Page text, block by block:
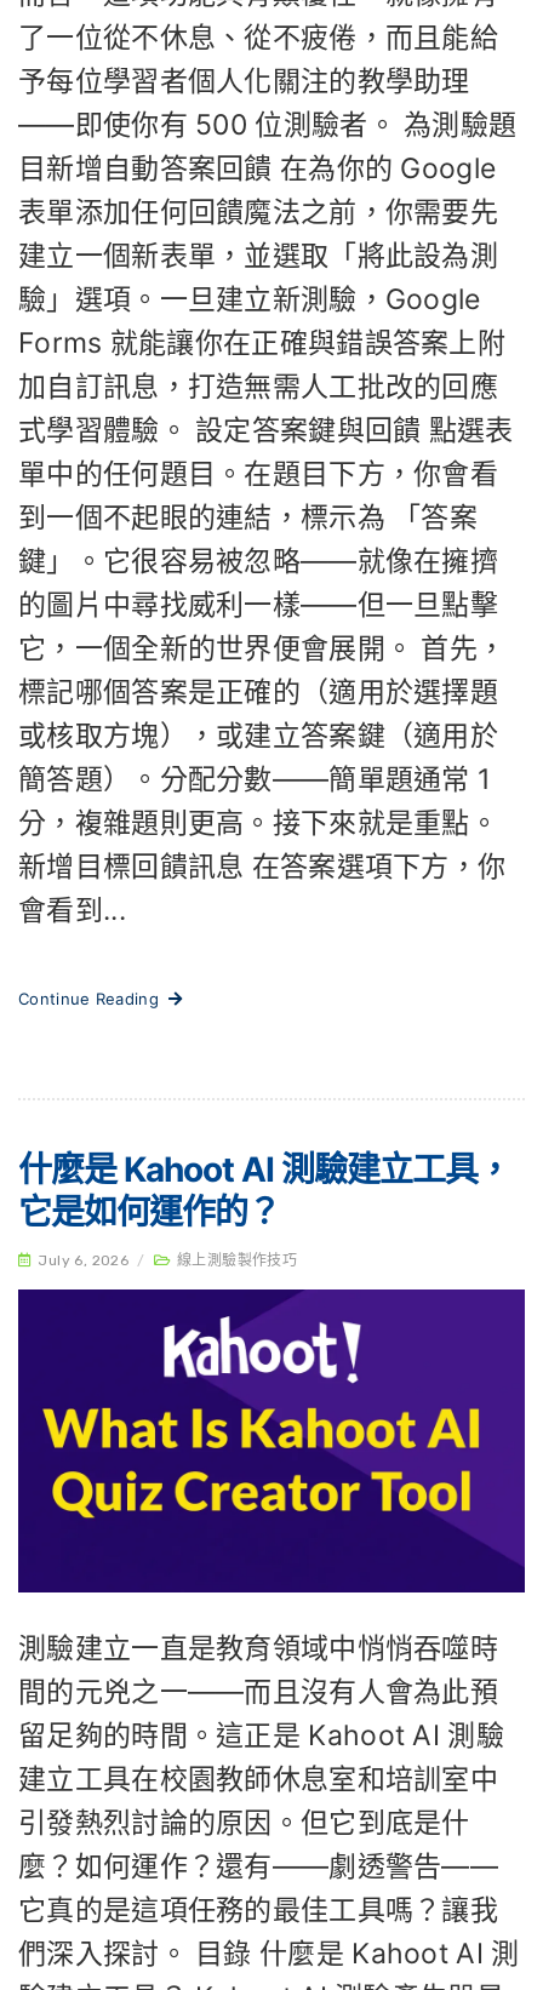
了一位從不休息、從不疲倦，而且能給
予每位學習者個人化關注的教學助理
——即使你有 500 位測驗者。 為測驗題
目新增自動答案回饋 在為你的 Google
表單添加任何回饋魔法之前，你需要先
建立一個新表單，並選取「將此設為測
驗」選項。一旦建立新測驗，Google
Forms 就能讓你在正確與錯誤答案上附
加自訂訊息，打造無需人工批改的回應
式學習體驗。 設定答案鍵與回饋 點選表
單中的任何題目。在題目下方，你會看
到一個不起眼的連結，標示為 「答案
鍵」。它很容易被忽略——就像在擁擠
的圖片中尋找威利一樣——但一旦點擊
它，一個全新的世界便會展開。 首先，
標記哪個答案是正確的（適用於選擇題
或核取方塊），或建立答案鍵（適用於
簡答題）。分配分數——簡單題通常 1
分，複雜題則更高。接下來就是重點。
新增目標回饋訊息 在答案選項下方，你
會看到...
Continue Reading
什麼是 Kahoot AI 測驗建立工具，
它是如何運作的？
July 6, 2026 / 線上測驗製作技巧
測驗建立一直是教育領域中悄悄吞噬時
間的元兇之一——而且沒有人會為此預
留足夠的時間。這正是 Kahoot AI 測驗
建立工具在校園教師休息室和培訓室中
引發熱烈討論的原因。但它到底是什
麼？如何運作？還有——劇透警告——
它真的是這項任務的最佳工具嗎？讓我
們深入探討。 目錄 什麼是 Kahoot AI 測